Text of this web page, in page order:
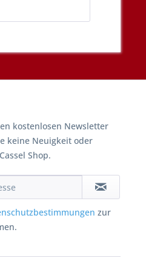
kostenlosen Newsletter
keine Neuigkeit oder
Shop.
zur